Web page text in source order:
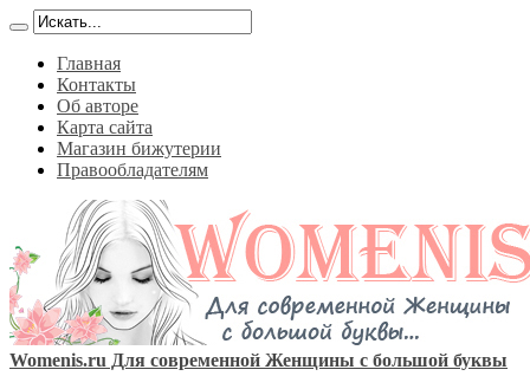
Главная
Контакты
Об авторе
Карта сайта
Магазин бижутерии
Правообладателям
Womenis.ru Для современной Женщины с большой буквы